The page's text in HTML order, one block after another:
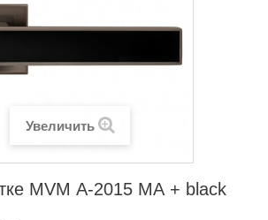
Увеличить
MVM А-2015 МА + black